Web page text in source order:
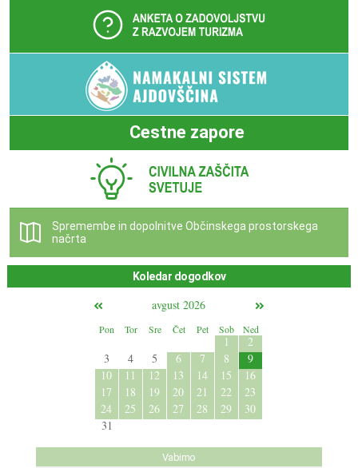
Cestne zapore
Spremembe in dopolnitve Občinskega prostorskega
načrta
Koledar dogodkov
avgust 2026
Pon Tor Sre Čet Pet Sob Ned
1
2
3
4 5 6 7 8
9
10
11 12 13 14 15
16
17
18 19 20 21 22
23
24
25 26 27 28 29
30
31
Vabimo